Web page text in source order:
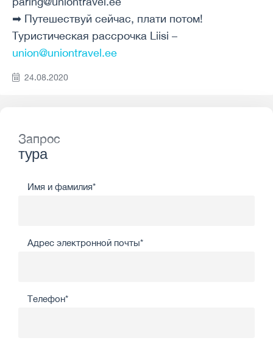
➡ Путешествуй сейчас, плати потом!
Туристическая рассрочка Liisi –
union@uniontravel.ee
24.08.2020
Запрос
тура
Имя и фамилия*
Адрес электронной почты*
Телефон*